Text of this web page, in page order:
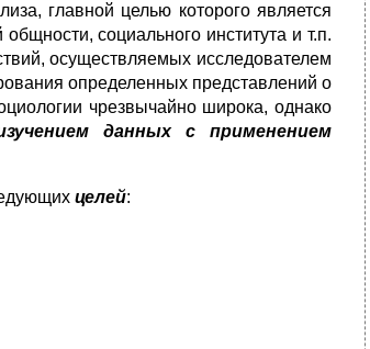
главной целью которого является
социального института и т.п.
осуществляемых исследователем
определенных представлений о
чрезвычайно широка, однако
данных с применением
целей: